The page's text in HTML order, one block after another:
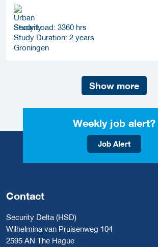
Study Load: 3360 hrs
Study Duration: 2 years
Groningen
Show more
Weekly job alert?
Job Alert
Contact
Security Delta (HSD)
Wilhelmina van Pruisenweg 104
2595 AN The Hague